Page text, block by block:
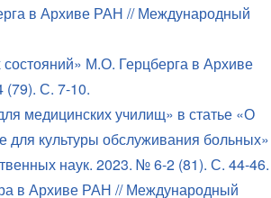
в Архиве РАН // Международный
М.О. Герцберга в Архиве
(79). С. 7-10.
медицинских училищ» в статье «О
для культуры обслуживания больных»
наук. 2023. № 6-2 (81). С. 44-46.
в Архиве РАН // Международный